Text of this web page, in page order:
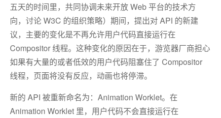
五天的时间里，共同协调未来开放 Web 平台的技术方
向，讨论 W3C 的组织策略）期间，提出对 API 的新建
议，主要的变化是不再允许用户代码直接运行在
Compositor 线程。这种变化的原因在于，游览器厂商担心
如果有大量的或者低效的用户代码阻塞住了 Compositor
线程，页面将没有反应，动画也将停滞。
新的 API 被重新命名为：Animation Worklet。在
Animation Worklet 里，用户代码不会直接运行在